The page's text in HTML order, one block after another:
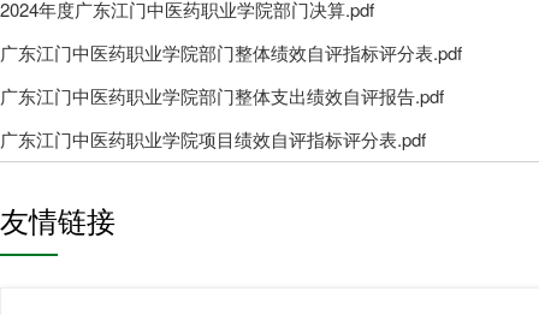
2024年度广东江门中医药职业学院部门决算.pdf
广东江门中医药职业学院部门整体绩效自评指标评分表.pdf
广东江门中医药职业学院部门整体支出绩效自评报告.pdf
广东江门中医药职业学院项目绩效自评指标评分表.pdf
友情链接